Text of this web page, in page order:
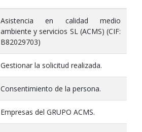
Asistencia en calidad medio
ambiente y servicios SL (ACMS) (CIF:
B82029703)
Gestionar la solicitud realizada.
Consentimiento de la persona.
Empresas del GRUPO ACMS.